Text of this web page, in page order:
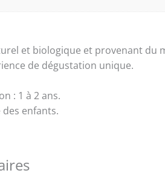
et biologique et provenant du
de dégustation unique.
: 1 à 2 ans.
enfants.